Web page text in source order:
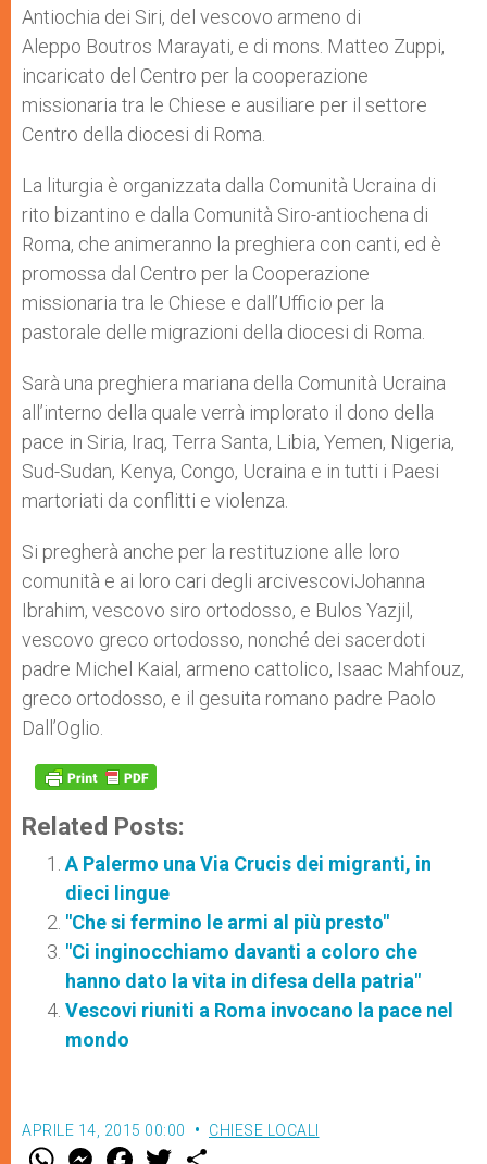
Antiochia dei Siri, del vescovo armeno di
Aleppo Boutros Marayati, e di mons. Matteo Zuppi,
incaricato del Centro per la cooperazione
missionaria tra le Chiese e ausiliare per il settore
Centro della diocesi di Roma.
La liturgia è organizzata dalla Comunità Ucraina di
rito bizantino e dalla Comunità Siro-antiochena di
Roma, che animeranno la preghiera con canti, ed è
promossa dal Centro per la Cooperazione
missionaria tra le Chiese e dall’Ufficio per la
pastorale delle migrazioni della diocesi di Roma.
Sarà una preghiera mariana della Comunità Ucraina
all’interno della quale verrà implorato il dono della
pace in Siria, Iraq, Terra Santa, Libia, Yemen, Nigeria,
Sud-Sudan, Kenya, Congo, Ucraina e in tutti i Paesi
martoriati da conflitti e violenza.
Si pregherà anche per la restituzione alle loro
comunità e ai loro cari degli arcivescoviJohanna
Ibrahim, vescovo siro ortodosso, e Bulos Yazjil,
vescovo greco ortodosso, nonché dei sacerdoti
padre Michel Kaial, armeno cattolico, Isaac Mahfouz,
greco ortodosso, e il gesuita romano padre Paolo
Dall’Oglio.
Related Posts:
A Palermo una Via Crucis dei migranti, in
dieci lingue
"Che si fermino le armi al più presto"
"Ci inginocchiamo davanti a coloro che
hanno dato la vita in difesa della patria"
Vescovi riuniti a Roma invocano la pace nel
mondo
APRILE 14, 2015 00:00 CHIESE LOCALI
W M F